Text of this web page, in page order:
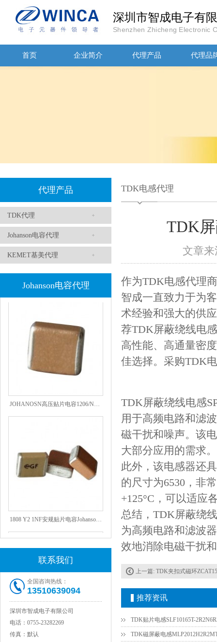
深圳市智成电子有
Shenzhen Zhicheng Electronic
首页 企业简介 代理产品 代理品
代理产品
TDK代理
Johanson电容代理
KEMET基美代理
Johanson电容代理
贴片安规电容2220 X2 AC250V 0.1UF封装
联系我们
全国咨询热线：
13510639094
深圳市智成电子有限公司
电话： 0755-23282269
传真： 默认
TDK电感代理
TDK
文章
作为TDK电感代理商
智成一直致力于为
术经验和强大的供
荐TDK屏蔽绕线电
高性能、高通量密
佳选择。采购TDK
TDK屏蔽绕线电感
用于高频电路和滤
磁干扰和噪声。该
大部分应用的需求。
此外，该电感器还
的尺寸为6530，非
+125°C，可以适应
总结，TDK屏蔽绕
为高频电路和滤波
效地消除电磁干扰
上一篇: TDK夹扣式磁环
推荐资讯
TDK贴片电感SLF10165T-
TDK磁屏蔽电感